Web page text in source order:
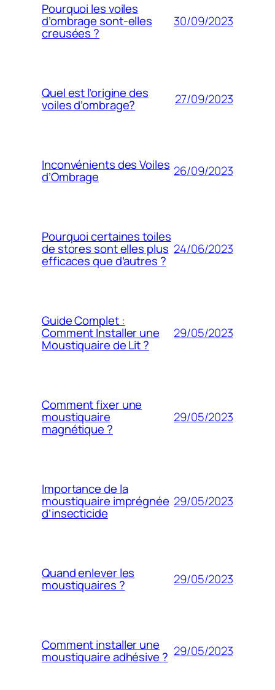
Pourquoi les voiles
d’ombrage sont-elles
creusées ?
30/09/2023
Quel est l’origine des
voiles d’ombrage? 27/09/2023
Inconvénients des Voiles
d’Ombrage 26/09/2023
Pourquoi certaines toiles
de stores sont elles plus
efficaces que d’autres ?
24/06/2023
Guide Complet :
Comment Installer une
Moustiquaire de Lit ?
29/05/2023
Comment fixer une
moustiquaire
magnétique ?
29/05/2023
Importance de la
moustiquaire imprégnée
d’insecticide
29/05/2023
Quand enlever les
moustiquaires ? 29/05/2023
Comment installer une
moustiquaire adhésive ? 29/05/2023